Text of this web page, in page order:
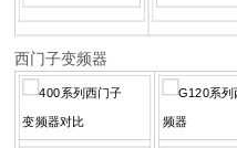
西门子变频器